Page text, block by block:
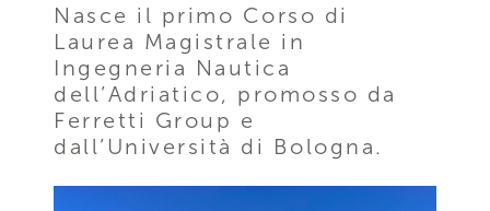
Nasce il primo Corso di
Laurea Magistrale in
Ingegneria Nautica
dell’Adriatico, promosso da
Ferretti Group e
dall’Università di Bologna.